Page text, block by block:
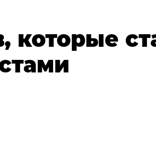
которые